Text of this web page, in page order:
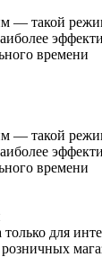
— такой
времени
— такой
времени
для